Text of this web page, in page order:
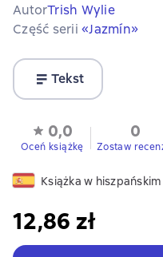
AutorTrish Wylie
Część serii «Jazmín»
Tekst
0,0
Oceń książkę
0
Zostaw
Książka w hiszpańskim
12,86 zł